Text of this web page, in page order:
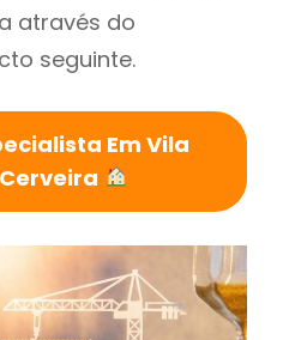
através do
seguinte.
Em Vila